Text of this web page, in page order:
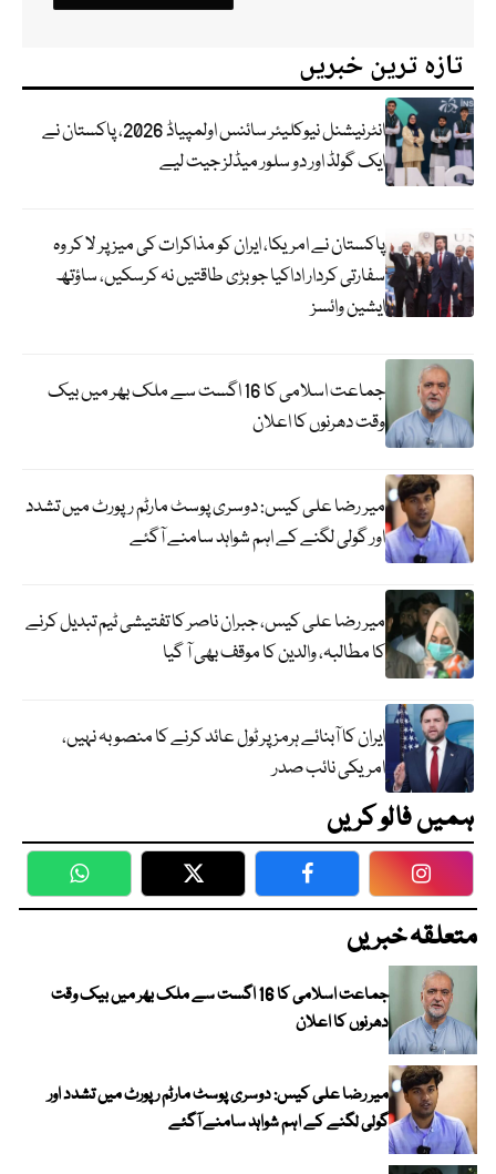
تازہ ترین خبریں
انٹرنیشنل نیوکلیئر سائنس اولمپیاڈ 2026، پاکستان نے
ایک گولڈ اور دو سلور میڈلز جیت لیے
پاکستان نے امریکا، ایران کو مذاکرات کی میز پر لا کر وہ
سفارتی کردار اداکیا جو بڑی طاقتیں نہ کرسکیں، ساؤتھ
ایشین وائسز
جماعت اسلامی کا 16 اگست سے ملک بھر میں بیک
وقت دھرنوں کا اعلان
میر رضا علی کیس: دوسری پوسٹ مارٹم رپورٹ میں تشدد
اور گولی لگنے کے اہم شواہد سامنے آگئے
میر رضا علی کیس، جبران ناصر کا تفتیشی ٹیم تبدیل کرنے
کا مطالبہ، والدین کا موقف بھی آ گیا
ایران کا آبنائے ہرمز پر ٹول عائد کرنے کا منصوبہ نہیں،
امریکی نائب صدر
ہمیں فالو کریں
WhatsApp Twitter Facebook
متعلقہ خبریں
جماعت اسلامی کا 16 اگست سے ملک بھر میں بیک وقت
دھرنوں کا اعلان
میر رضا علی کیس: دوسری پوسٹ مارٹم رپورٹ میں تشدد اور
گولی لگنے کے اہم شواہد سامنے آگئے